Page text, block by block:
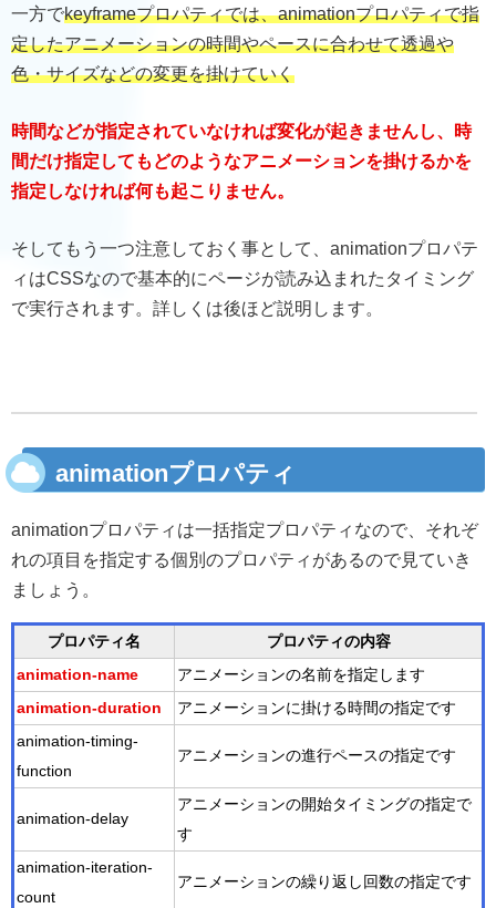
一方でkeyframeプロパティでは、animationプロパティで指
定したアニメーションの時間やペースに合わせて透過や
色・サイズなどの変更を掛けていく
時間などが指定されていなければ変化が起きませんし、時
間だけ指定してもどのようなアニメーションを掛けるかを
指定しなければ何も起こりません。
そしてもう一つ注意しておく事として、animationプロパテ
ィはCSSなので基本的にページが読み込まれたタイミング
で実行されます。詳しくは後ほど説明します。
animationプロパティ
animationプロパティは一括指定プロパティなので、それぞ
れの項目を指定する個別のプロパティがあるので見ていき
ましょう。
プロパティ名
プロパティの内容
animation-name
アニメーションの名前を指定します
animation-duration
アニメーションに掛ける時間の指定です
animation-timing-
function
アニメーションの進行ペースの指定です
animation-delay
アニメーションの開始タイミングの指定で
す
animation-iteration-
count
アニメーションの繰り返し回数の指定です